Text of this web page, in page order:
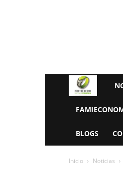
La
BLOGS
Inicio Noticias